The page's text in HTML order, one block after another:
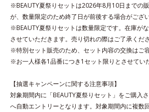
※BEAUTY夏祭りセットは2026年8月10日までの
が、数量限定のため終了日が前後する場合がござい
※BEAUTY夏祭りセットは数量限定です。在庫が
させていただきます。売り切れの際はご了承くださ
※特別セット販売のため、セット内容の交換はご容
※お一人様各1品番につき1セット限りとさせてい
【抽選キャンペーンに関する注意事項】
対象期間内に「BEAUTY夏祭りセット」をご購入
へ自動エントリーとなります。対象期間内に複数